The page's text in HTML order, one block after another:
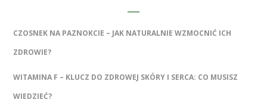
CZOSNEK NA PAZNOKCIE – JAK NATURALNIE WZMOCNIĆ ICH
ZDROWIE?
WITAMINA F – KLUCZ DO ZDROWEJ SKÓRY I SERCA: CO MUSISZ
WIEDZIEĆ?